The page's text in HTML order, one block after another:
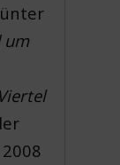
um